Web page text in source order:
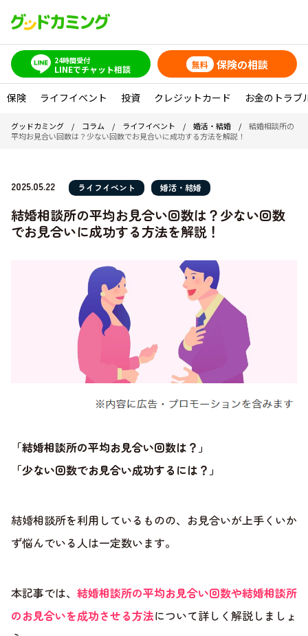
24時間受付
LINEでチャット相談 無料 保険の相談
保険 ライフイベント 投資 クレジットカード お金のトラブ
グッドカミング / コラム / ライフイベント / 婚活・結婚 / 結婚相談所の
平均お見合い回数は？少ない回数でお見合いに成功する方法を解説！
2025.05.22 ライフイベント 婚活・結婚
結婚相談所の平均お見合い回数は？少ない回数
でお見合いに成功する方法を解説！
「結婚相談所の平均お見合い回数は？」
「少ない回数でお見合い成功するには？」
結婚相談所を利用しているものの、お見合いが上手くいか
ず悩んでいる人は一定数います。
本記事では、 結婚相談所の平均お見合い回数や結婚相談所
のお見合いを成功させる方法について詳しく解説しましょ